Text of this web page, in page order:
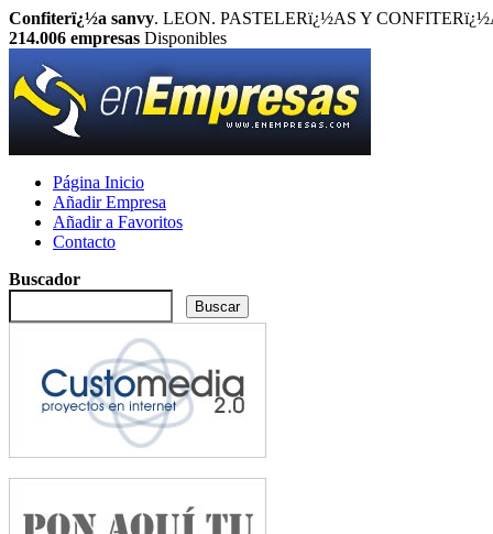
Confiterï¿½a sanvy. LEON. PASTELERï¿½AS Y
214.006 empresas Disponibles
Página Inicio
Añadir Empresa
Añadir a Favoritos
Contacto
Buscador